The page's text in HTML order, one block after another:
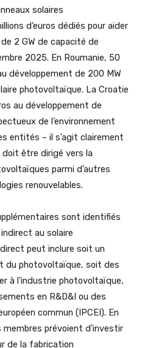
solaires
d’euros dédiés pour aider
2 GW de capacité de
2025. En Roumanie, 50
développement de 200 MW
photovoltaïque. La Croatie
au développement de
de l’environnement
entités – il s’agit clairement
doit être dirigé vers la
parmi d’autres
renouvelables.
sont identifiés
au solaire
peut inclure soit un
du photovoltaïque, soit des
à l’industrie photovoltaïque,
en R&D&I ou des
commun (IPCEI). En
prévoient d’investir
de la fabrication